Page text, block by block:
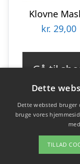
Klovne
kr. 29,00
Gå til
Dette
Dette websted
bruge vores
TILLAD